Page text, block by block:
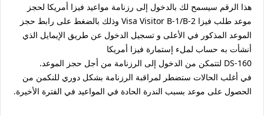
هذا الرقم سيسمح لك بالدخول إلى رزنامة مواعيد فيزا أمريكا لحجز
موعد طلب فيزا Visa Visitor B-1/B-2 وذلك بالضغط على رابط حجز
الموعد المذكور في الأعلى و تسجيل الدخول عن طريق الإيمايل الذي
أنشأت به حساب لملء إستمارة فيزا أمريكا
DS-160 لتتمكن من الدخول إلى الرزنامة من أجل حجز الموعد.
في أغلب الحالات ستضطر لمراقبة الرزنامة بشكل دوري للنكمن من
الحصول على موعد بسبب الندرة الحادة في المواعيد في الفترة الأخيرة.